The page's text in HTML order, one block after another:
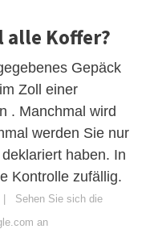
Koffer?
Gepäck
Zoll einer
. Manchmal wird
werden Sie nur
haben. In
Kontrolle zufällig.
| Sehen Sie sich die
an